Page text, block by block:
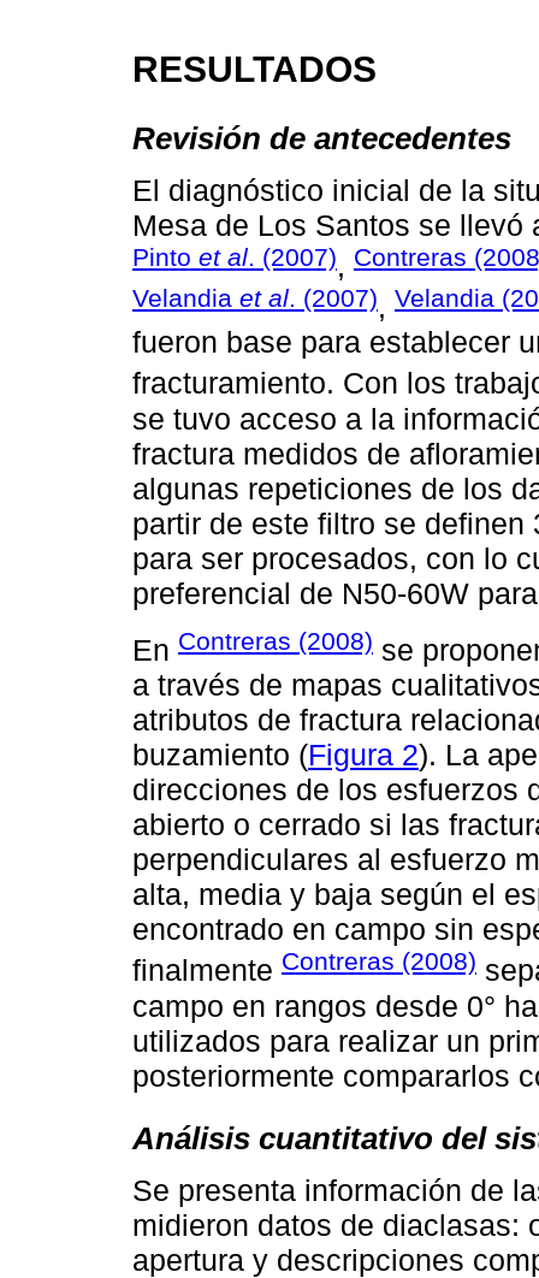
RESULTADOS
Revisión de antecedentes
El diagnóstico inicial de la
Mesa de Los Santos se
Pinto et al. (2007), Contreras
Velandia et al. (2007), Velandia
fueron base para establecer
fracturamiento. Con los
se tuvo acceso a la
fractura medidos de
algunas repeticiones de los
partir de este filtro se
para ser procesados, con lo
preferencial de N50-60W
En Contreras (2008) se
a través de mapas
atributos de fractura
buzamiento (Figura 2). La
direcciones de los esfuerzos
abierto o cerrado si las
perpendiculares al esfuerzo
alta, media y baja según el
encontrado en campo sin
finalmente Contreras (2008)
campo en rangos desde 0°
utilizados para realizar un
posteriormente compararlos
Análisis cuantitativo del
Se presenta información de
midieron datos de diaclasas:
apertura y descripciones